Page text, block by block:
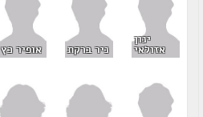
ינון
אזולאי ניר ברקת אופיר כץ